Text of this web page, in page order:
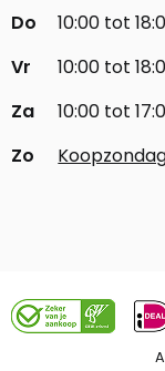
Do
10:00 tot
Vr
10:00 tot
Za
10:00 tot
Zo